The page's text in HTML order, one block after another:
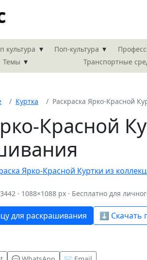
культура ▾ Поп-культура ▾
Темы ▾ Транспортные
Куртка Раскраска Ярко-Красной
Красной
· 1088×1088 px · Бесплатно для
для раскрашивания
⬇️ Скачать